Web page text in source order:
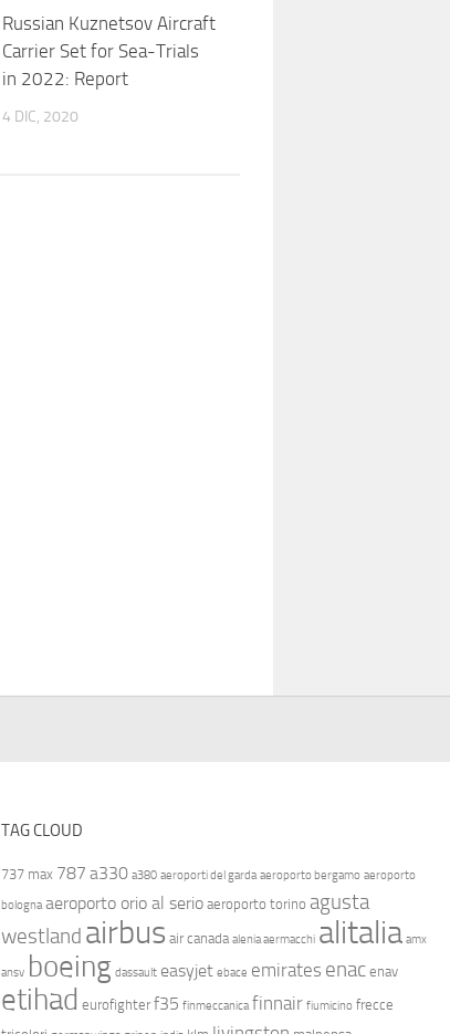
Russian Kuznetsov Aircraft
Carrier Set for Sea-Trials
in 2022: Report
4 DIC, 2020
TAG CLOUD
737 max 787 a330 a380 aeroporti del garda aeroporto bergamo aeroporto
bologna aeroporto orio al serio aeroporto torino agusta
westland airbus air canada alenia aermacchi alitalia amx
ansv boeing dassault easyjet ebace emirates enac enav
etihad eurofighter f35 finmeccanica finnair fiumicino frecce